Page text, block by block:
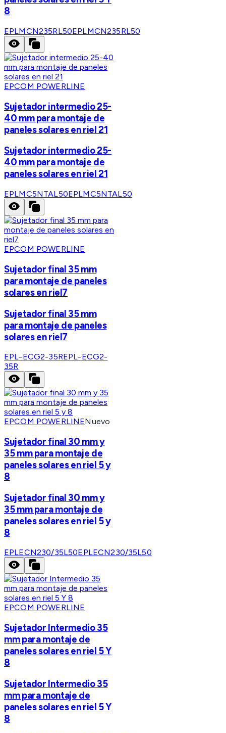
8
EPLMCN235RL50EPLMCN235RL50
EPCOM POWERLINE
Sujetador intermedio 25-
40 mm para montaje de
paneles solares en riel 21
Sujetador intermedio 25-
40 mm para montaje de
paneles solares en riel 21
EPLMC5NTAL50EPLMC5NTAL50
EPCOM POWERLINE
Sujetador final 35 mm
para montaje de paneles
solares en riel7
Sujetador final 35 mm
para montaje de paneles
solares en riel7
EPL-ECG2-35REPL-ECG2-
35R
EPCOM POWERLINENuevo
Sujetador final 30 mm y
35 mm para montaje de
paneles solares en riel 5 y
8
Sujetador final 30 mm y
35 mm para montaje de
paneles solares en riel 5 y
8
EPLECN230/35L50EPLECN230/35L50
EPCOM POWERLINE
Sujetador Intermedio 35
mm para montaje de
paneles solares en riel 5 Y
8
Sujetador Intermedio 35
mm para montaje de
paneles solares en riel 5 Y
8